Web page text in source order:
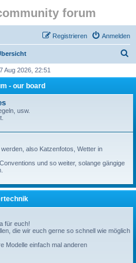
forum
Anmelden
Registrieren
h
Aug 2026, 22:51
- our board
usw.
also Katzenfotos, Wetter in
und so weiter, solange gängige
für euch!
die wir euch gerne so schnell wie möglich
Modelle einfach mal anderen